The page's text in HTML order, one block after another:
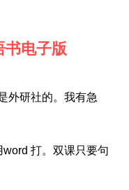
书电子版
外研社的。我有急
打。双课只要句